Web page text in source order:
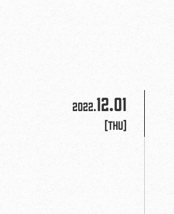
2022.12.01
[Thu]